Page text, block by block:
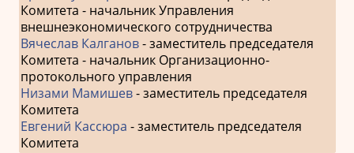
Комитета - начальник Управления
внешнеэкономического сотрудничества
Вячеслав Калганов- заместитель председателя
Комитета - начальник Организационно-
протокольного управления
Низами Мамишев- заместитель председателя
Комитета
Евгений Кассюра - заместитель председателя
Комитета